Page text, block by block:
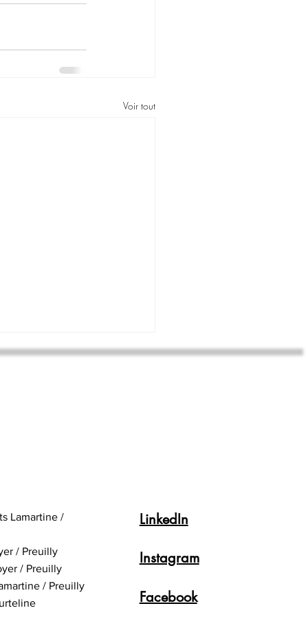
Voir tout
Lamartine /
/ Preuilly
/ Preuilly
/ Preuilly
LinkedIn
Instagram
Facebook